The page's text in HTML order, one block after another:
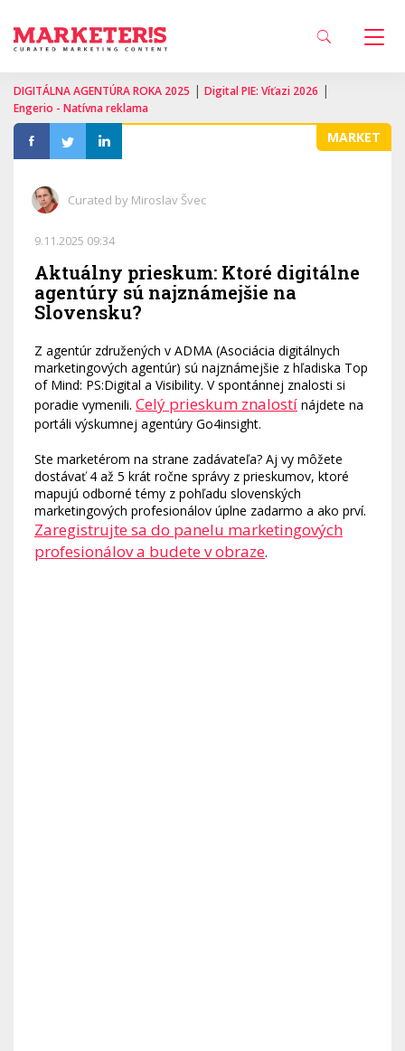
DIGITÁLNA AGENTÚRA ROKA 2025 | Digital PIE: Víťazi 2026 |
Engerio - Natívna reklama
MARKET
Curated by Miroslav Švec
9.11.2025 09:34
Aktuálny prieskum: Ktoré digitálne
agentúry sú najznámejšie na
Slovensku?
Z agentúr združených v ADMA (Asociácia digitálnych
marketingových agentúr) sú najznámejšie z hľadiska Top
of Mind: PS:Digital a Visibility. V spontánnej znalosti si
poradie vymenili. Celý prieskum znalostí nájdete na
portáli výskumnej agentúry Go4insight.
Ste marketérom na strane zadávateľa? Aj vy môžete
dostávať 4 až 5 krát ročne správy z prieskumov, ktoré
mapujú odborné témy z pohľadu slovenských
marketingových profesionálov úplne zadarmo a ako prví.
Zaregistrujte sa do panelu marketingových
profesionálov a budete v obraze.